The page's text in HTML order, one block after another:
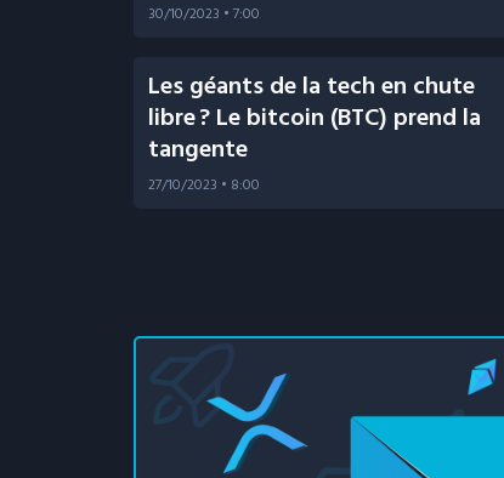
30/10/2023 • 7:00
Les géants de la tech en chute
libre ? Le bitcoin (BTC) prend la
tangente
27/10/2023 • 8:00